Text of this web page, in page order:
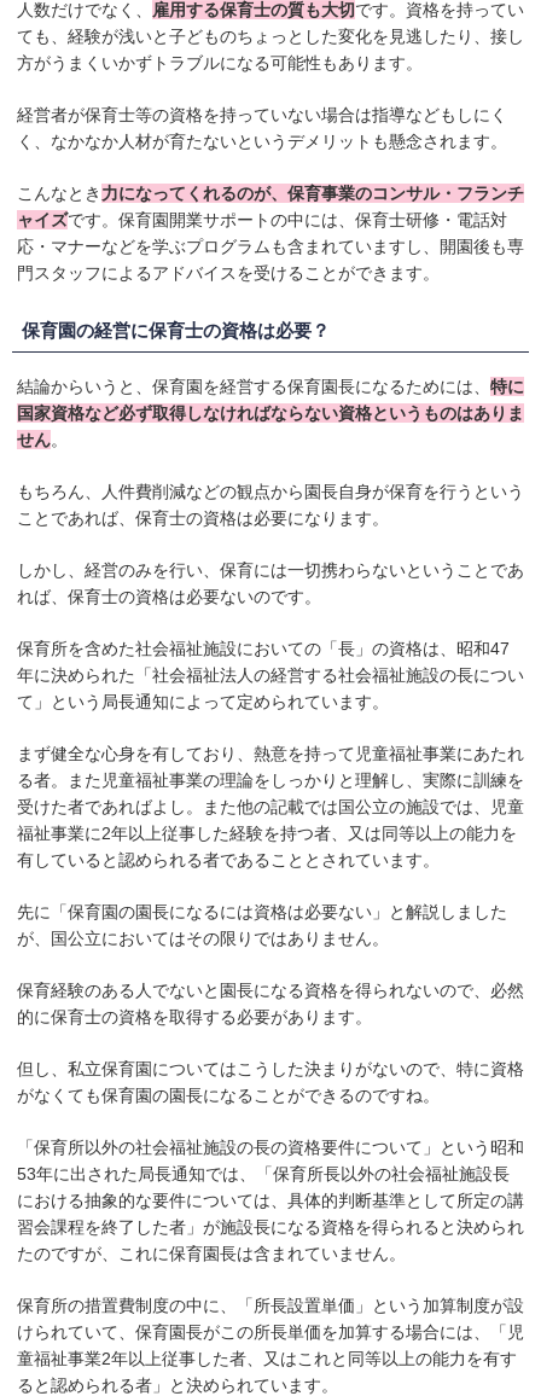
人数だけでなく、 雇用する保育士の質も大切です。資格を持ってい
ても、経験が浅いと子どものちょっとした変化を見逃したり、接し
方がうまくいかずトラブルになる可能性もあります。
経営者が保育士等の資格を持っていない場合は指導などもしにく
く、なかなか人材が育たないというデメリットも懸念されます。
こんなとき 力になってくれるのが、保育事業のコンサル・フランチ
ャイズです。保育園開業サポートの中には、保育士研修・電話対
応・マナーなどを学ぶプログラムも含まれていますし、開園後も専
門スタッフによるアドバイスを受けることができます。
保育園の経営に保育士の資格は必要？
結論からいうと、保育園を経営する保育園長になるためには、 特に
国家資格など必ず取得しなければならない資格というものはありま
せん。
もちろん、人件費削減などの観点から園長自身が保育を行うという
ことであれば、保育士の資格は必要になります。
しかし、経営のみを行い、保育には一切携わらないということであ
れば、保育士の資格は必要ないのです。
保育所を含めた社会福祉施設においての「長」の資格は、昭和47
年に決められた「社会福祉法人の経営する社会福祉施設の長につい
て」という局長通知によって定められています。
まず健全な心身を有しており、熱意を持って児童福祉事業にあたれ
る者。また児童福祉事業の理論をしっかりと理解し、実際に訓練を
受けた者であればよし。また他の記載では国公立の施設では、児童
福祉事業に2年以上従事した経験を持つ者、又は同等以上の能力を
有していると認められる者であることとされています。
先に「保育園の園長になるには資格は必要ない」と解説しました
が、国公立においてはその限りではありません。
保育経験のある人でないと園長になる資格を得られないので、必然
的に保育士の資格を取得する必要があります。
但し、私立保育園についてはこうした決まりがないので、特に資格
がなくても保育園の園長になることができるのですね。
「保育所以外の社会福祉施設の長の資格要件について」という昭和
53年に出された局長通知では、「保育所長以外の社会福祉施設長
における抽象的な要件については、具体的判断基準として所定の講
習会課程を終了した者」が施設長になる資格を得られると決められ
たのですが、これに保育園長は含まれていません。
保育所の措置費制度の中に、「所長設置単価」という加算制度が設
けられていて、保育園長がこの所長単価を加算する場合には、「児
童福祉事業2年以上従事した者、又はこれと同等以上の能力を有す
ると認められる者」と決められています。